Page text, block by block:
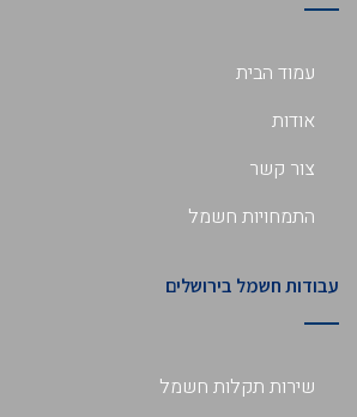
עמוד הבית
אודות
צור קשר
התמחויות חשמל
עבודות חשמל בירושלים
שירות תקלות חשמל